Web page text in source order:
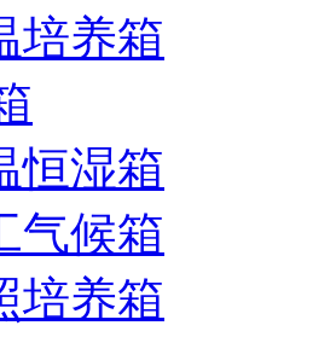
培养箱
恒湿箱
气候箱
培养箱